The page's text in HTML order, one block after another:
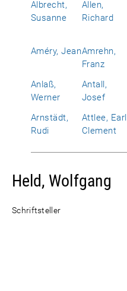
Albrecht,
Susanne
Allen,
Richard
Améry, JeanAmrehn,
Franz
Anlaß,
Werner
Antall,
Josef
Arnstädt,
Rudi
Attlee, Earl
Clement
Held, Wolfgang
Schriftsteller